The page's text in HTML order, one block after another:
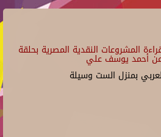
المشروعات النقدية المصرية بحلقة
أحمد يوسف علي
بمنزل الست وسيلة